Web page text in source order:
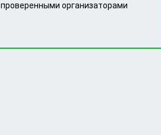
проверенными организаторами